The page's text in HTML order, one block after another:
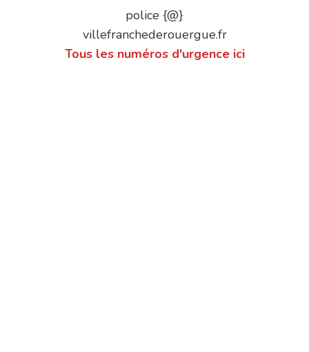
police {@}
villefranchederouergue.fr
Tous les numéros d'urgence ici